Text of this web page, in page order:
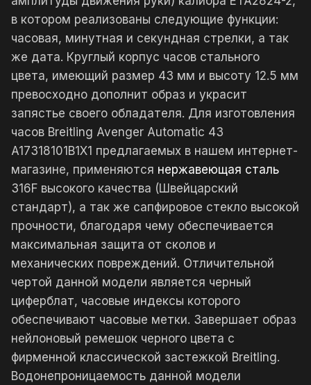
в котором реализованы следующие функции:
часовая, минутная и секундная стрелки, а так
же дата. Круглый корпус часов стального
цвета, имеющий размер 43 мм и высоту 12.5 мм
превосходно дополнит образ и украсит
запястье своего обладателя. Для изготовления
часов Breitling Avenger Automatic 43
A17318101B1X1 предлагаемых в нашем интернет-
магазине, применяются нержавеющая сталь
316F высокого качества (Швейцарский
стандарт), а так же сапфировое стекло высокой
прочности, благодаря чему обеспечивается
максимальная защита от сколов и
механических повреждений. Отличительной
чертой данной модели является черный
циферблат, часовые индексы которого
обеспечивают часовые метки. Завершает образ
нейлоновый ремешок черного цвета с
фирменной классической застежкой Breitling.
Водонепроницаемость данной модели